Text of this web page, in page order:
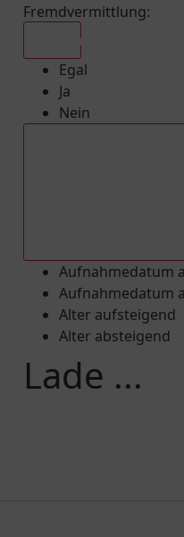
Fremdvermittlung:
Egal
Ja
Nein
Aufnahmedatum
Aufnahmedatum
Alter aufsteigend
Alter absteigend
Lade ...